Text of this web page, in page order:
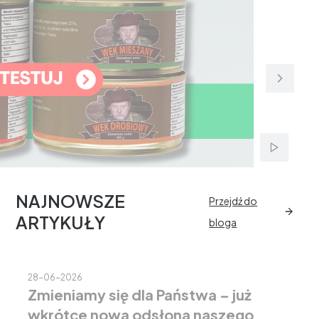
Włącz
NAJNOWSZE
ARTYKUŁY
Przejdź do
bloga
28-06-2026
Zmieniamy się dla Państwa – już
wkrótce nowa odsłona naszego